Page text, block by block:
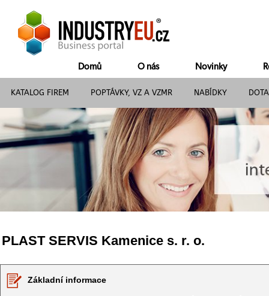
Domů O nás Novinky
KATALOG FIREM POPTÁVKY, VZ A VZMR NABÍDKY
PLAST SERVIS Kamenice s. r. o.
Základní informace